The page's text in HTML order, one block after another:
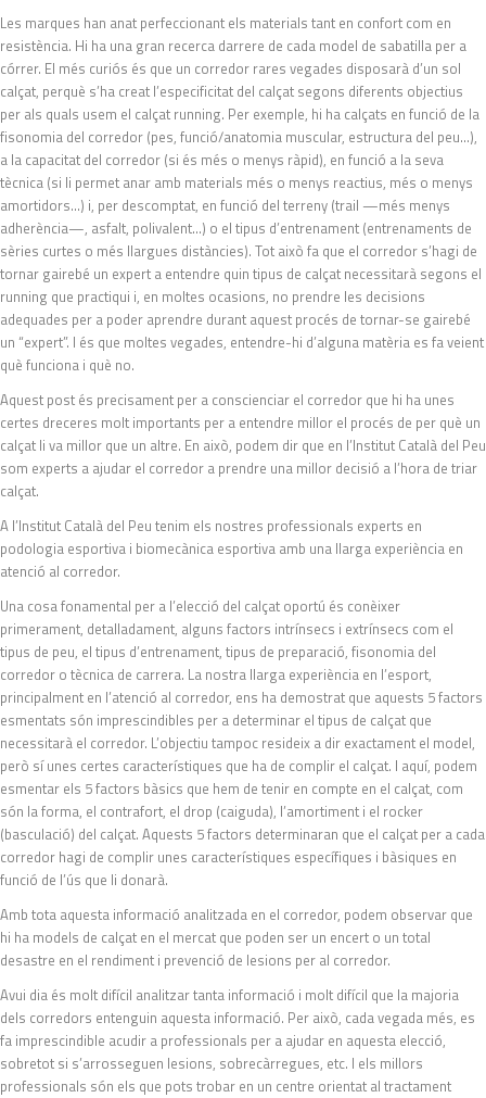
Les marques han anat perfeccionant els materials tant en confort com en
resistència. Hi ha una gran recerca darrere de cada model de sabatilla per a
córrer. El més curiós és que un corredor rares vegades disposarà d’un sol
calçat, perquè s’ha creat l’especificitat del calçat segons diferents objectius
per als quals usem el calçat running. Per exemple, hi ha calçats en funció de la
fisonomia del corredor (pes, funció/anatomia muscular, estructura del peu…),
a la capacitat del corredor (si és més o menys ràpid), en funció a la seva
tècnica (si li permet anar amb materials més o menys reactius, més o menys
amortidors…) i, per descomptat, en funció del terreny (trail —més menys
adherència—, asfalt, polivalent…) o el tipus d’entrenament (entrenaments de
sèries curtes o més llargues distàncies). Tot això fa que el corredor s’hagi de
tornar gairebé un expert a entendre quin tipus de calçat necessitarà segons el
running que practiqui i, en moltes ocasions, no prendre les decisions
adequades per a poder aprendre durant aquest procés de tornar-se gairebé
un “expert”. I és que moltes vegades, entendre-hi d’alguna matèria es fa veient
què funciona i què no.
Aquest post és precisament per a conscienciar el corredor que hi ha unes
certes dreceres molt importants per a entendre millor el procés de per què un
calçat li va millor que un altre. En això, podem dir que en l’Institut Català del Peu
som experts a ajudar el corredor a prendre una millor decisió a l’hora de triar
calçat.
A l’Institut Català del Peu tenim els nostres professionals experts en
podologia esportiva i biomecànica esportiva amb una llarga experiència en
atenció al corredor.
Una cosa fonamental per a l’elecció del calçat oportú és conèixer
primerament, detalladament, alguns factors intrínsecs i extrínsecs com el
tipus de peu, el tipus d’entrenament, tipus de preparació, fisonomia del
corredor o tècnica de carrera. La nostra llarga experiència en l’esport,
principalment en l’atenció al corredor, ens ha demostrat que aquests 5 factors
esmentats són imprescindibles per a determinar el tipus de calçat que
necessitarà el corredor. L’objectiu tampoc resideix a dir exactament el model,
però sí unes certes característiques que ha de complir el calçat. I aquí, podem
esmentar els 5 factors bàsics que hem de tenir en compte en el calçat, com
són la forma, el contrafort, el drop (caiguda), l’amortiment i el rocker
(basculació) del calçat. Aquests 5 factors determinaran que el calçat per a cada
corredor hagi de complir unes característiques específiques i bàsiques en
funció de l’ús que li donarà.
Amb tota aquesta informació analitzada en el corredor, podem observar que
hi ha models de calçat en el mercat que poden ser un encert o un total
desastre en el rendiment i prevenció de lesions per al corredor.
Avui dia és molt difícil analitzar tanta informació i molt difícil que la majoria
dels corredors entenguin aquesta informació. Per això, cada vegada més, es
fa imprescindible acudir a professionals per a ajudar en aquesta elecció,
sobretot si s’arrosseguen lesions, sobrecàrregues, etc. I els millors
professionals són els que pots trobar en un centre orientat al tractament